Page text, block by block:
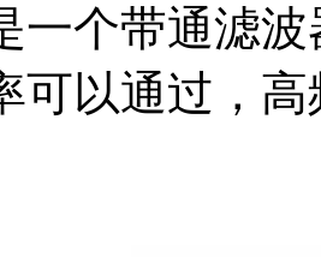
一个带通滤
可以通过，